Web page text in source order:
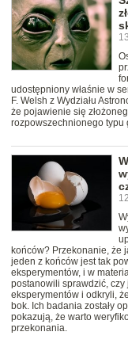
udostępniony właśnie w
F. Welsh z Wydziału
że pojawienie się
rozpowszechnionego typu
końców? Przekonanie, że
jeden z końców jest tak
eksperymentów, i w
postanowili sprawdzić,
eksperymentów i odkryli,
bok. Ich badania zostały
pokazują, że warto
przekonania.